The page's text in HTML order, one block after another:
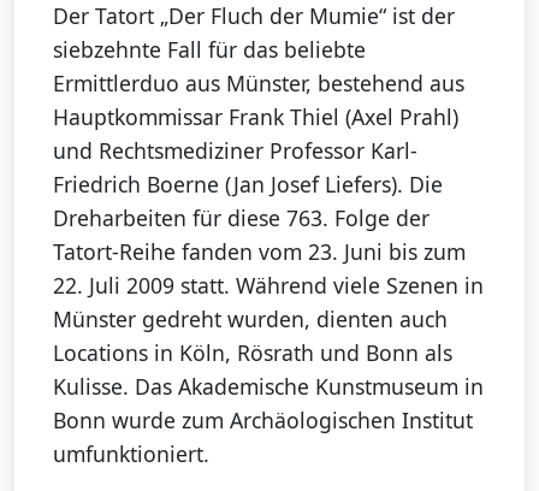
Der Tatort „Der Fluch der Mumie“ ist der
siebzehnte Fall für das beliebte
Ermittlerduo aus Münster, bestehend aus
Hauptkommissar Frank Thiel (Axel Prahl)
und Rechtsmediziner Professor Karl-
Friedrich Boerne (Jan Josef Liefers). Die
Dreharbeiten für diese 763. Folge der
Tatort-Reihe fanden vom 23. Juni bis zum
22. Juli 2009 statt. Während viele Szenen in
Münster gedreht wurden, dienten auch
Locations in Köln, Rösrath und Bonn als
Kulisse. Das Akademische Kunstmuseum in
Bonn wurde zum Archäologischen Institut
umfunktioniert.